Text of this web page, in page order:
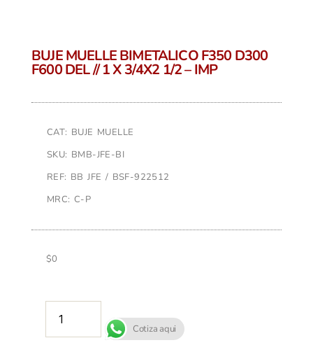
BUJE MUELLE BIMETALICO F350 D300
F600 DEL // 1 X 3/4X2 1/2 – IMP
CAT: BUJE MUELLE
SKU: BMB-JFE-BI
REF: BB JFE / BSF-922512
MRC: C-P
$0
Cotiza aqui